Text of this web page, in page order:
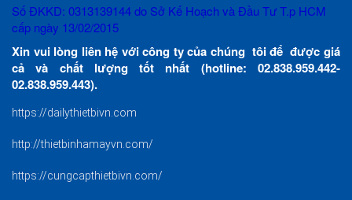
Số ĐKKD: 0313139144 do Sở Kế Hoạch và Đầu Tư T.p HCM
cấp ngày 13/02/2015
Xin vui lòng liên hệ với công ty của chúng tôi để được giá
cả và chất lượng tốt nhất (hotline: 02.838.959.442-
02.838.959.443).
https://dailythietbivn.com
http://thietbinhamayvn.com/
https://cungcapthietbivn.com/